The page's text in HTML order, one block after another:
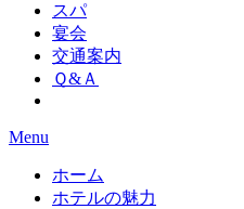
スパ
宴会
交通案内
Ｑ&Ａ
Menu
ホーム
ホテルの魅力